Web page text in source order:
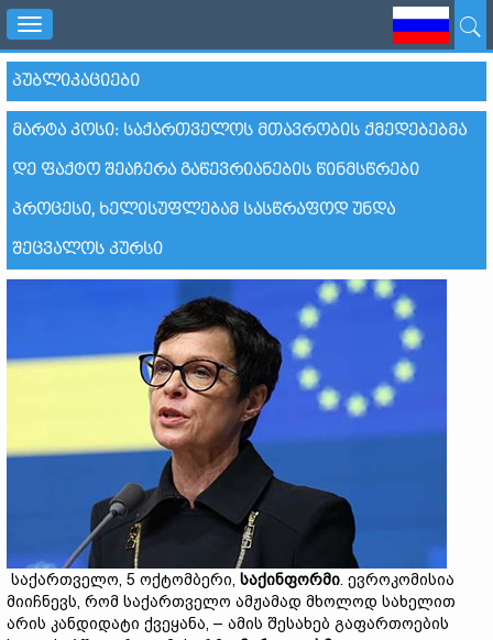
Toggle
navigation
ᲞᲣᲑᲚᲘᲙᲐᲪᲘᲔᲑᲘ
ᲛᲐᲠᲢᲐ ᲙᲝᲡᲘ: ᲡᲐᲥᲐᲠᲗᲕᲔᲚᲝᲡ ᲛᲗᲐᲕᲠᲝᲑᲘᲡ ᲥᲛᲔᲓᲔᲑᲔᲑᲛᲐ
ᲓᲔ ᲤᲐᲥᲢᲝ ᲨᲔᲐᲩᲔᲠᲐ ᲒᲐᲬᲔᲕᲠᲘᲐᲜᲔᲑᲘᲡ ᲬᲘᲜᲛᲡᲬᲠᲔᲑᲘ
ᲞᲠᲝᲪᲔᲡᲘ, ᲮᲔᲚᲘᲡᲣᲤᲚᲔᲑᲐᲛ ᲡᲐᲡᲬᲠᲐᲤᲝᲓ ᲣᲜᲓᲐ
ᲨᲔᲪᲕᲐᲚᲝᲡ ᲙᲣᲠᲡᲘ
საქართველო, 5 ოქტომბერი, საქინფორმი. ევროკომისია
მიიჩნევს, რომ საქართველო ამჟამად მხოლოდ სახელით
არის კანდიდატი ქვეყანა, – ამის შესახებ გაფართოების